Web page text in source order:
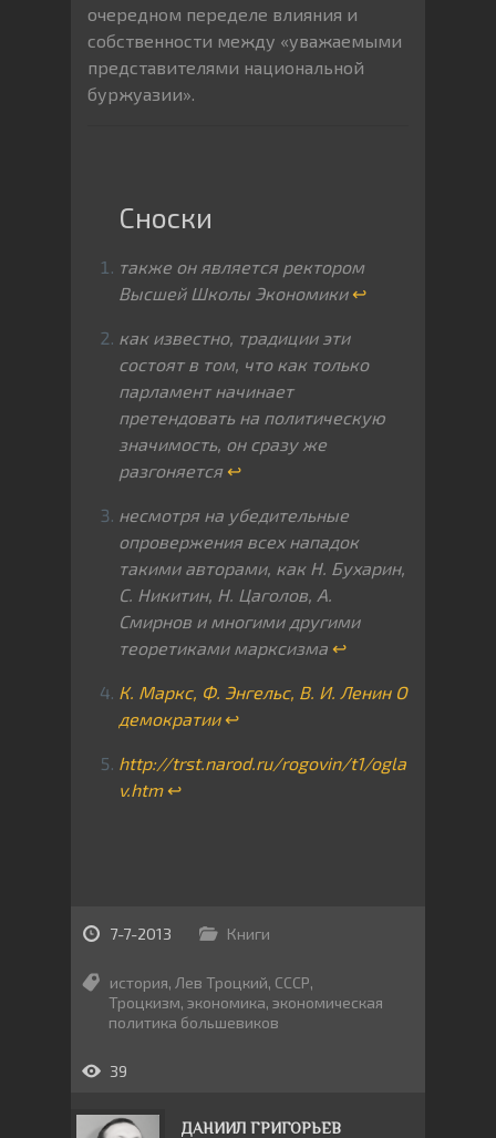
очередном переделе влияния и
собственности между «уважаемыми
представителями национальной
буржуазии».
также он является ректором
Высшей Школы Экономики ↩
как известно, традиции эти
состоят в том, что как только
парламент начинает
претендовать на политическую
значимость, он сразу же
разгоняется ↩
несмотря на убедительные
опровержения всех нападок
такими авторами, как Н. Бухарин,
С. Никитин, Н. Цаголов, А.
Смирнов и многими другими
теоретиками марксизма ↩
К. Маркс, Ф. Энгельс, В. И. Ленин О
демократии ↩
http://trst.narod.ru/rogovin/t1/ogla
v.htm ↩
7-7-2013 Книги
история, Лев Троцкий, СССР,
Троцкизм, экономика, экономическая
политика большевиков
39
ДАНИИЛ ГРИГОРЬЕВ